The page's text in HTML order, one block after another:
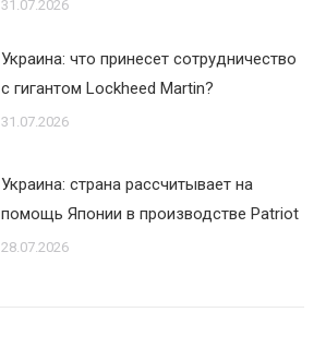
31.07.2026
Украина: что принесет сотрудничество
с гигантом Lockheed Martin?
31.07.2026
Украина: страна рассчитывает на
помощь Японии в производстве Patriot
28.07.2026